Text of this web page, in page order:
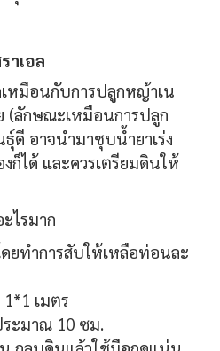
เอล
หมือนกับการปลูกหญ้าเน
(ลักษณะเหมือนการปลูก
ดี อาจนำมาชุบน้ำยาเร่ง
ก็ได้ และควรเตรียมดินให้
ไรมาก
ยทำการสับให้เหลือท่อนละ
เมตร
ะมาณ 10 ซม.